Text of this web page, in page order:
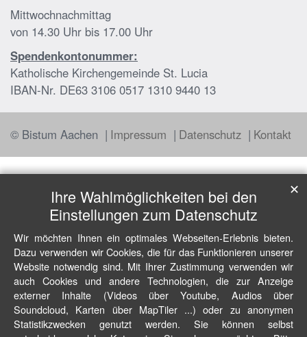
Mittwochnachmittag
von 14.30 Uhr bis 17.00 Uhr
Spendenkontonummer:
Katholische Kirchengemeinde St. Lucia
IBAN-Nr. DE63 3106 0517 1310 9440 13
© Bistum Aachen Impressum Datenschutz Kontakt
Ihre Wahlmöglichkeiten bei den
Einstellungen zum Datenschutz
Wir möchten Ihnen ein optimales Webseiten-Erlebnis bieten.
Dazu verwenden wir Cookies, die für das Funktionieren unserer
Website notwendig sind. Mit Ihrer Zustimmung verwenden wir
auch Cookies und andere Technologien, die zur Anzeige
externer Inhalte (Videos über Youtube, Audios über
Soundcloud, Karten über MapTiler ...) oder zu anonymen
Statistikzwecken genutzt werden. Sie können selbst
✕